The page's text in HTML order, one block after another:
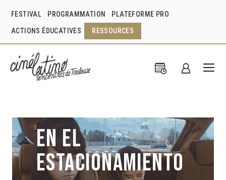
FESTIVAL PROGRAMMATION PLATEFORME PRO
ACTIONS ÉDUCATIVES RESSOURCES
En el
estacionamiento